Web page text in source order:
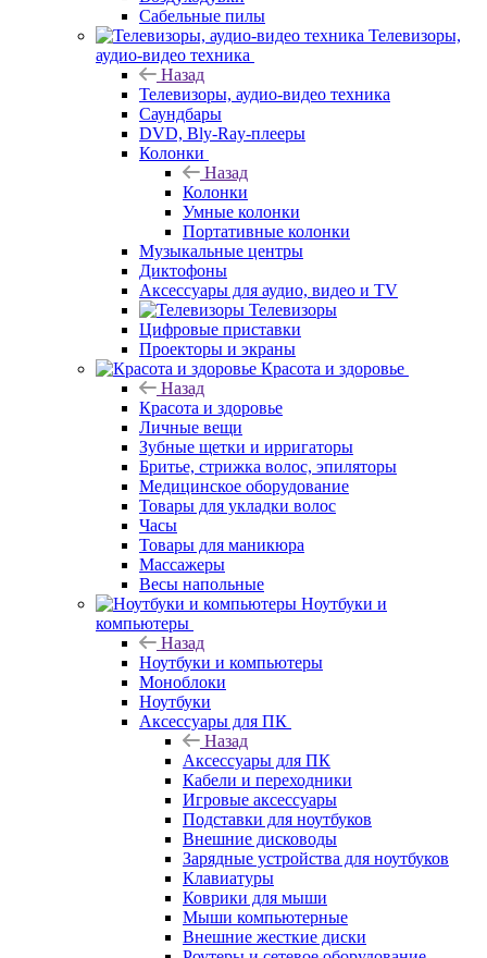
Сабельные пилы
Телевизоры,
аудио-видео техника
Назад
Телевизоры, аудио-видео техника
Саундбары
DVD, Bly-Ray-плееры
Колонки
Назад
Колонки
Умные колонки
Портативные колонки
Музыкальные центры
Диктофоны
Аксессуары для аудио, видео и TV
Телевизоры
Цифровые приставки
Проекторы и экраны
Красота и здоровье
Назад
Красота и здоровье
Личные вещи
Зубные щетки и ирригаторы
Бритье, стрижка волос, эпиляторы
Медицинское оборудование
Товары для укладки волос
Часы
Товары для маникюра
Массажеры
Весы напольные
Ноутбуки и
компьютеры
Назад
Ноутбуки и компьютеры
Моноблоки
Ноутбуки
Аксессуары для ПК
Назад
Аксессуары для ПК
Кабели и переходники
Игровые аксессуары
Подставки для ноутбуков
Внешние дисководы
Зарядные устройства для ноутбуков
Клавиатуры
Коврики для мыши
Мыши компьютерные
Внешние жесткие диски